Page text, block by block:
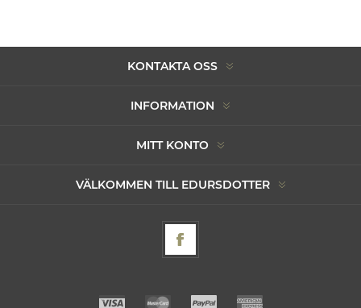
KONTAKTA OSS
INFORMATION
MITT KONTO
VÄLKOMMEN TILL EDURSDOTTER